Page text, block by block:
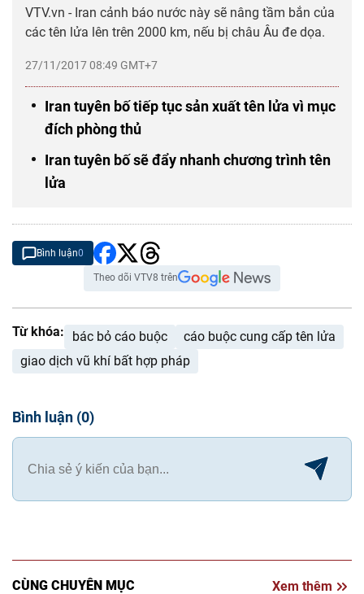
27/11/2017 08:49 GMT+7
VTV.vn - Iran cảnh báo nước này sẽ nâng tầm bắn của
các tên lửa lên trên 2000 km, nếu bị châu Âu đe dọa.
Iran tuyên bố tiếp tục sản xuất tên lửa vì mục
đích phòng thủ
Iran tuyên bố sẽ đẩy nhanh chương trình tên
lửa
Bình luận0
Theo dõi VTV8 trên
Từ khóa: bác bỏ cáo buộc
cáo buộc cung cấp tên lửa
giao dịch vũ khí bất hợp pháp
Bình luận (0)
CÙNG CHUYÊN MỤC Xem thêm